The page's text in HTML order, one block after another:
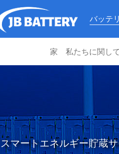
バッテ
家 私たちに関し
スマートエネルギー貯蔵